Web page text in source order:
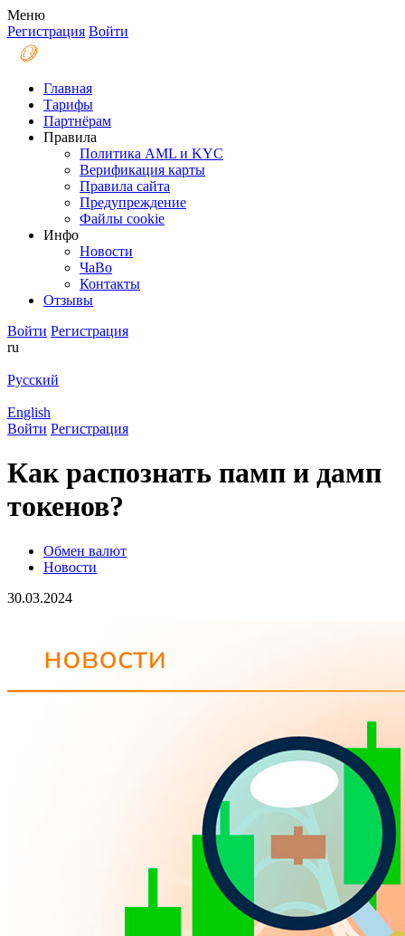
Меню
Регистрация Войти
Главная
Тарифы
Партнёрам
Правила
Политика AML и KYC
Верификация карты
Правила сайта
Предупреждение
Файлы coоkie
Инфо
Новости
ЧаВо
Контакты
Отзывы
Войти Регистрация
ru
Русский
English
Войти Регистрация
Как распознать памп и дамп
токенов?
Обмен валют
Новости
30.03.2024